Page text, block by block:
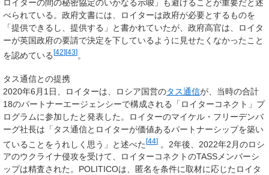
ロイターの間の秘密協定のいかなる示唆」も避けることが重要だと述
べられている。政府文書には、ロイターは政府が必要とするものを
「提供できるし、提供する」と書かれていたが、政府高官は、ロイタ
ーが英国政府の要請で決定を下しているように見せたくなかったこと
を認めている[42][43]。
タス通信との提携
2020年6月1日、ロイターは、ロシア国営のタス通信が、当時の合計
18のパートナーエージェンシーで構成される「ロイターコネクト」プ
ログラムに参加したと発表した。ロイターのマイケル・フリーデンバ
ーグ社長は「タス通信とロイターが価値あるパートナーシップを築い
ていることをうれしく思う」と述べた[44] 。2年後、2022年2月のロシ
アのウクライナ侵攻を受けて、ロイターコネクトのTASSメンバーシ
ップは精査された。POLITICOは、匿名を条件に取材に応じたロイタ